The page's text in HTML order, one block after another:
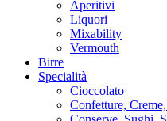
Aperitivi
Liquori
Mixability
Vermouth
Birre
Specialità
Cioccolato
Confetture,